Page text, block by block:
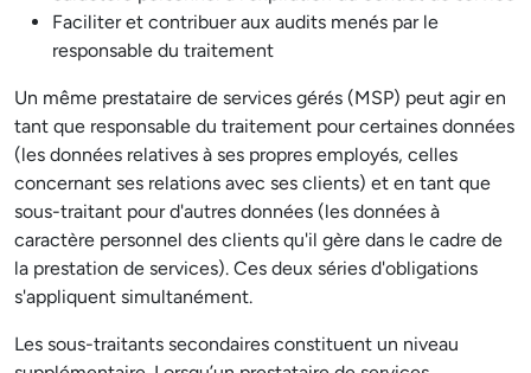
Faciliter et contribuer aux audits menés par le
responsable du traitement
Un même prestataire de services gérés (MSP) peut agir en
tant que responsable du traitement pour certaines données
(les données relatives à ses propres employés, celles
concernant ses relations avec ses clients) et en tant que
sous-traitant pour d'autres données (les données à
caractère personnel des clients qu'il gère dans le cadre de
la prestation de services). Ces deux séries d'obligations
s'appliquent simultanément.
Les sous-traitants secondaires constituent un niveau